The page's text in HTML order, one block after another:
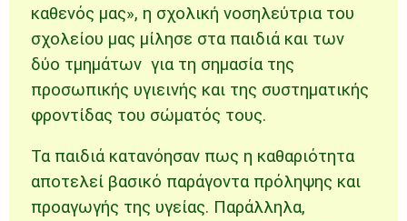
καθενός μας», η σχολική νοσηλεύτρια του
σχολείου μας μίλησε στα παιδιά και των
δύο τμημάτων για τη σημασία της
προσωπικής υγιεινής και της συστηματικής
φροντίδας του σώματός τους.
Τα παιδιά κατανόησαν πως η καθαριότητα
αποτελεί βασικό παράγοντα πρόληψης και
προαγωγής της υγείας. Παράλληλα,